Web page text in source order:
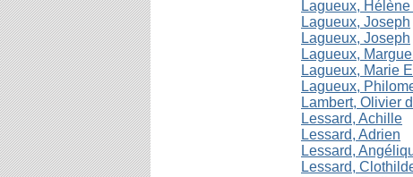
Lagueux,
Lagueux, Joseph
Lagueux, Joseph
Lagueux,
Lagueux, Marie
Lagueux,
Lambert, Olivier
Lessard, Achille
Lessard, Adrien
Lessard,
Lessard,